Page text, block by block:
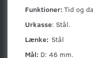
Funktioner: Tid og
Urkasse: Stål.
Lænke: Stål
Mål: D: 46 mm.